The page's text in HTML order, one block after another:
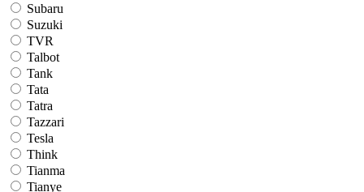
Subaru
Suzuki
TVR
Talbot
Tank
Tata
Tatra
Tazzari
Tesla
Think
Tianma
Tianye